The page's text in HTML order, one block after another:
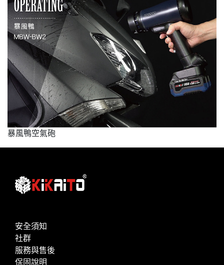
暴風鴨空氣砲
安全須知
社群
服務與售後
保固說明